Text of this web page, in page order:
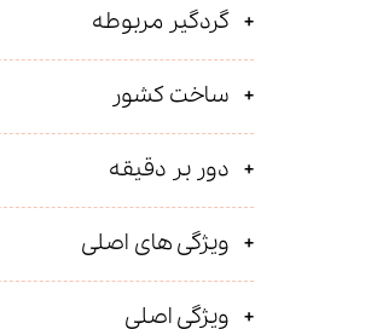
گردگیر مربوطه
ساخت کشور
دور بر دقیقه
ویژگی های اصلی
ویژگی اصلی